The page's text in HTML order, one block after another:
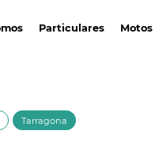
Particulares Motos
Tarragona